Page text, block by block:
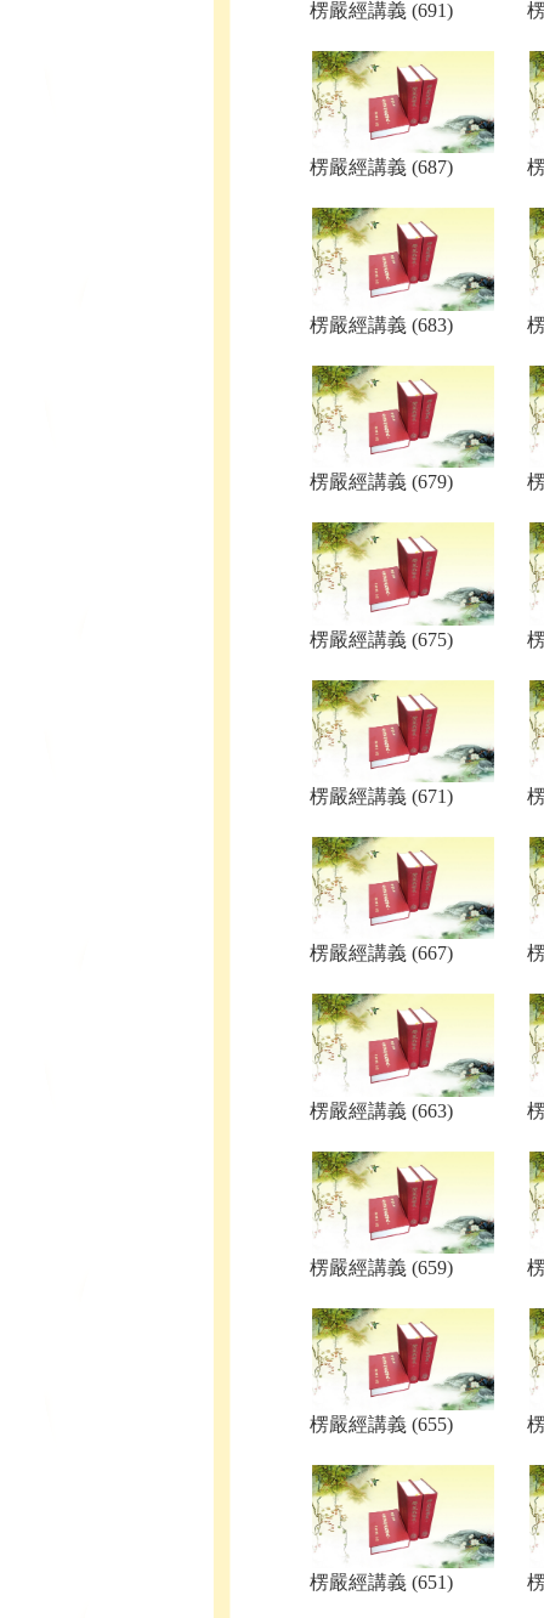
楞嚴經講義 (691)
楞嚴經講義 (687)
楞嚴經講義 (683)
楞嚴經講義 (679)
楞嚴經講義 (675)
楞嚴經講義 (671)
楞嚴經講義 (667)
楞嚴經講義 (663)
楞嚴經講義 (659)
楞嚴經講義 (655)
楞嚴經講義 (651)